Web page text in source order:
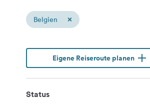
Belgien ×
Eigene Reiseroute planen
Status